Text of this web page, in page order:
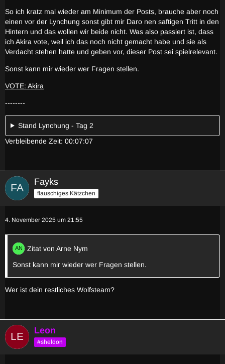
So ich kratz mal wieder am Minimum der Posts, brauche aber noch
einen vor der Lynchung sonst gibt mir Daro nen saftigen Tritt in den
Hintern und das wollen wir beide nicht. Was also passiert ist, dass
ich Akira vote, weil ich das noch nicht gemacht habe und sie als
Verdacht stehen hatte und geben vor, dieser Post sei spielrelevant.
Sonst kann mir wieder wer Fragen stellen.
VOTE: Akira
--------
Stand Lynchung - Tag 2
Verbleibende Zeit: 00:07:07
Fayks
flauschiges Kätzchen
4. November 2025 um 21:55
Zitat von Arne Nym
Sonst kann mir wieder wer Fragen stellen.
Wer ist dein restliches Wolfsteam?
Leon
#sheldon